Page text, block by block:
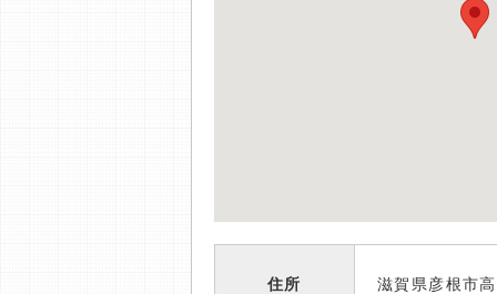
住所 滋賀県彦根市